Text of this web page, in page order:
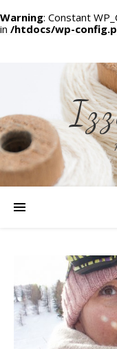
Warning: Constant
in /htdocs/wp-